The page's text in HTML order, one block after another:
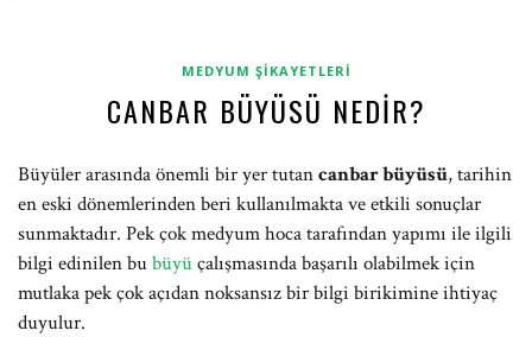
MEDYUM ŞIKAYETLERI
CANBAR BÜYÜSÜ NEDIR?
Büyüler arasında önemli bir yer tutancanbar büyüsü, tarihin
en eski dönemlerinden beri kullanılmakta ve etkili sonuçlar
sunmaktadır. Pek çok medyum hoca tarafından yapımı ile ilgili
bilgi edinilen bubüyüçalışmasında başarılı olabilmek için
mutlaka pek çok açıdan noksansız bir bilgi birikimine ihtiyaç
duyulur.